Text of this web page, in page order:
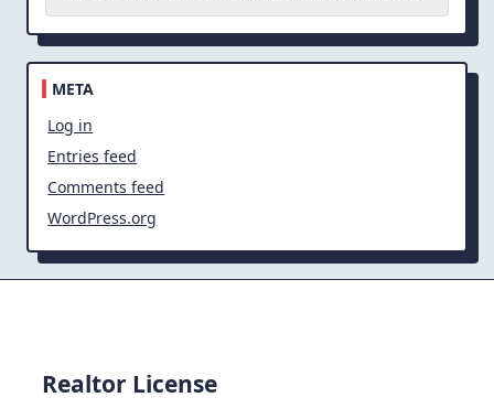
META
Log in
Entries feed
Comments feed
WordPress.org
Realtor License